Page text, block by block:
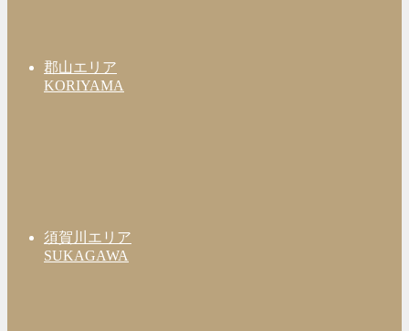
郡山エリア
KORIYAMA
須賀川エリア
SUKAGAWA